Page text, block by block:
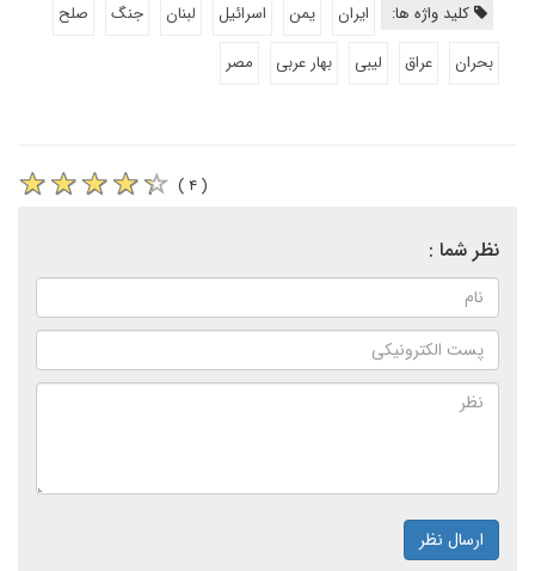
کلید واژه ها: ایران یمن اسرائیل لبنان جنگ
صلح
بحران
عراق لیبی بهار عربی مصر
( ۴ )
نظر شما :
ارسال نظر